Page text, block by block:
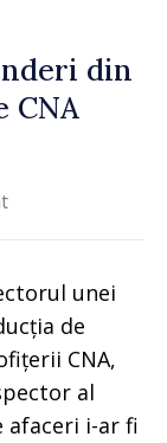
din
CNA
unei
de
CNA,
al
afaceri i-ar fi